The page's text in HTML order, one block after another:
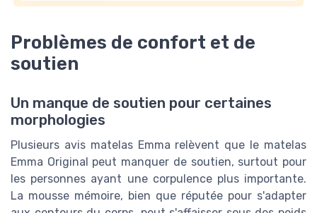
Problèmes de confort et de
soutien
Un manque de soutien pour certaines
morphologies
Plusieurs avis matelas Emma relèvent que le matelas
Emma Original peut manquer de soutien, surtout pour
les personnes ayant une corpulence plus importante.
La mousse mémoire, bien que réputée pour s'adapter